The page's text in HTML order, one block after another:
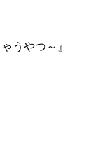
うやつ～』